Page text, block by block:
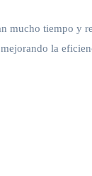
tiempo
la